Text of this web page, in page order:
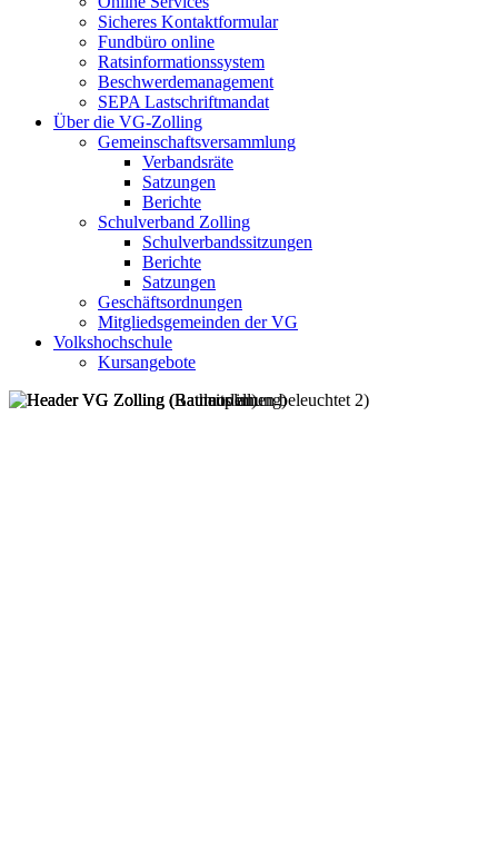
Sicheres Kontaktformular
Fundbüro online
Ratsinformationssystem
Beschwerdemanagement
SEPA Lastschriftmandat
Über die VG-Zolling
Gemeinschaftsversammlung
Verbandsräte
Satzungen
Berichte
Schulverband Zolling
Schulverbandssitzungen
Berichte
Satzungen
Geschäftsordnungen
Mitgliedsgemeinden der VG
Volkshochschule
Kursangebote